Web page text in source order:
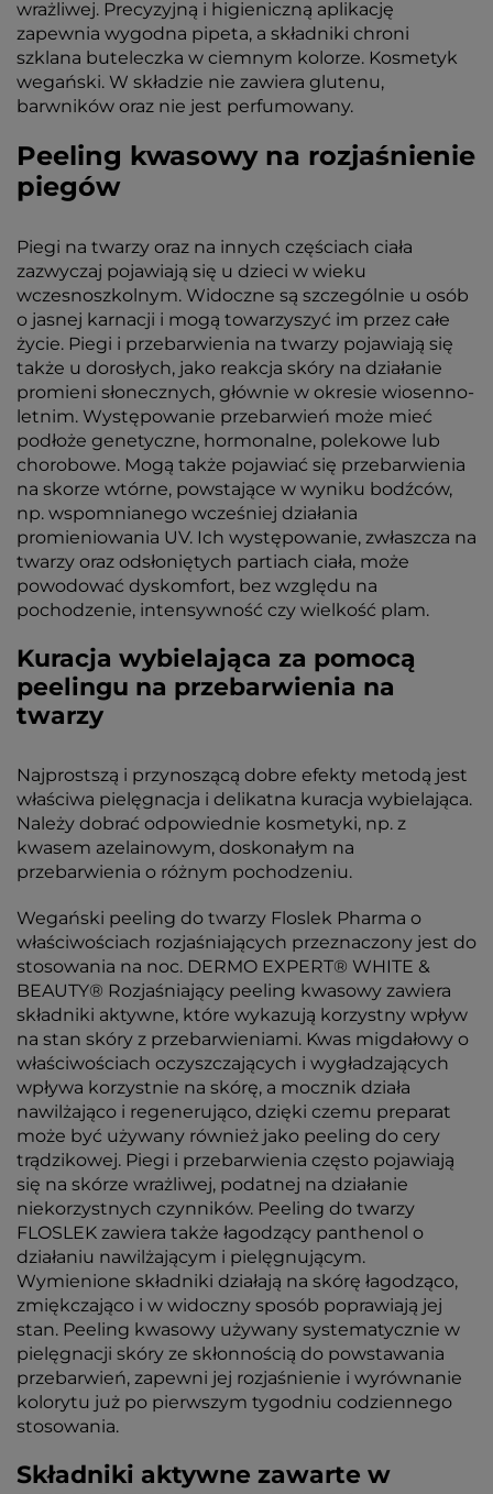
wrażliwej. Precyzyjną i higieniczną aplikację
zapewnia wygodna pipeta, a składniki chroni
szklana buteleczka w ciemnym kolorze. Kosmetyk
wegański. W składzie nie zawiera glutenu,
barwników oraz nie jest perfumowany.
Peeling kwasowy na rozjaśnienie
piegów
Piegi na twarzy oraz na innych częściach ciała
zazwyczaj pojawiają się u dzieci w wieku
wczesnoszkolnym. Widoczne są szczególnie u osób
o jasnej karnacji i mogą towarzyszyć im przez całe
życie. Piegi i przebarwienia na twarzy pojawiają się
także u dorosłych, jako reakcja skóry na działanie
promieni słonecznych, głównie w okresie wiosenno-
letnim. Występowanie przebarwień może mieć
podłoże genetyczne, hormonalne, polekowe lub
chorobowe. Mogą także pojawiać się przebarwienia
na skorze wtórne, powstające w wyniku bodźców,
np. wspomnianego wcześniej działania
promieniowania UV. Ich występowanie, zwłaszcza na
twarzy oraz odsłoniętych partiach ciała, może
powodować dyskomfort, bez względu na
pochodzenie, intensywność czy wielkość plam.
Kuracja wybielająca za pomocą
peelingu na przebarwienia na
twarzy
Najprostszą i przynoszącą dobre efekty metodą jest
właściwa pielęgnacja i delikatna kuracja wybielająca.
Należy dobrać odpowiednie kosmetyki, np. z
kwasem azelainowym, doskonałym na
przebarwienia o różnym pochodzeniu.
Wegański peeling do twarzy Floslek Pharma o
właściwościach rozjaśniających przeznaczony jest do
stosowania na noc. DERMO EXPERT® WHITE &
BEAUTY® Rozjaśniający peeling kwasowy zawiera
składniki aktywne, które wykazują korzystny wpływ
na stan skóry z przebarwieniami. Kwas migdałowy o
właściwościach oczyszczających i wygładzających
wpływa korzystnie na skórę, a mocznik działa
nawilżająco i regenerująco, dzięki czemu preparat
może być używany również jako peeling do cery
trądzikowej. Piegi i przebarwienia często pojawiają
się na skórze wrażliwej, podatnej na działanie
niekorzystnych czynników. Peeling do twarzy
FLOSLEK zawiera także łagodzący panthenol o
działaniu nawilżającym i pielęgnującym.
Wymienione składniki działają na skórę łagodząco,
zmiękczająco i w widoczny sposób poprawiają jej
stan. Peeling kwasowy używany systematycznie w
pielęgnacji skóry ze skłonnością do powstawania
przebarwień, zapewni jej rozjaśnienie i wyrównanie
kolorytu już po pierwszym tygodniu codziennego
stosowania.
Składniki aktywne zawarte w